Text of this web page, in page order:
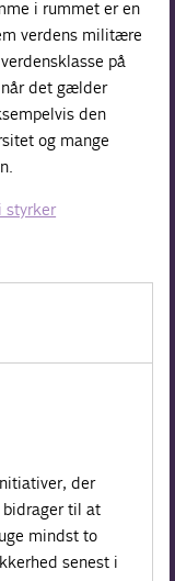
i rummet er en
verdens militære
på
når det gælder
den
og mange
styrker
der
bidrager til at
mindst to
senest i